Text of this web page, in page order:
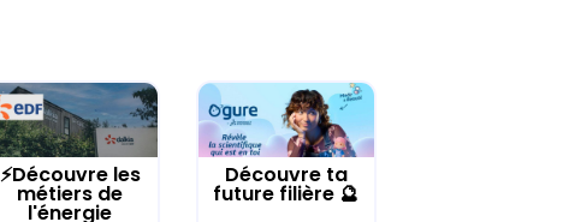
⚡Découvre les
métiers de
l'énergie
Découvre ta
future filière 🔮